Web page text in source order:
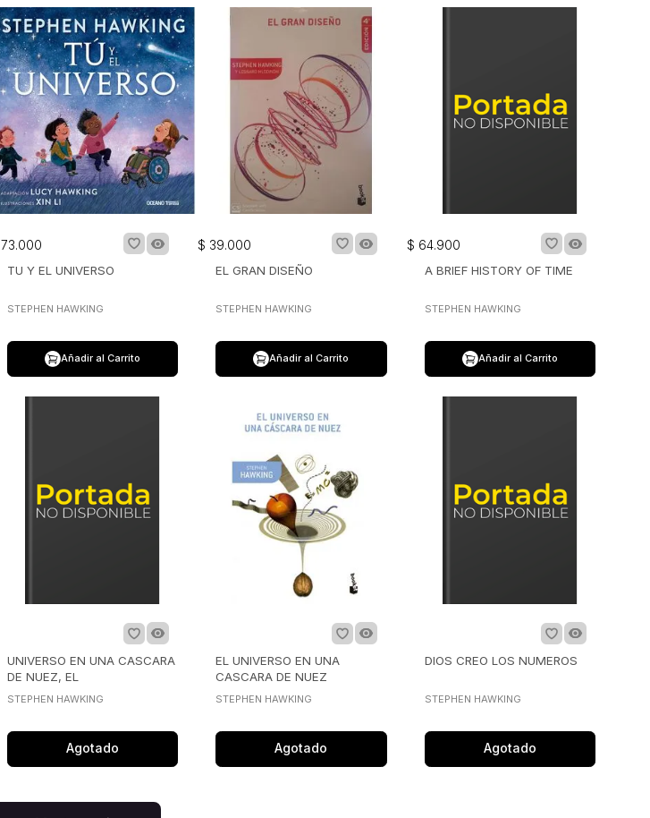
73.000
TU Y EL UNIVERSO
STEPHEN HAWKING
Añadir al Carrito
$ 39.000
EL GRAN DISEÑO
STEPHEN HAWKING
Añadir al Carrito
$ 64.900
A BRIEF HISTORY OF TIME
STEPHEN HAWKING
Añadir al Carrito
UNIVERSO EN UNA CASCARA
DE NUEZ, EL
STEPHEN HAWKING
Agotado
EL UNIVERSO EN UNA
CASCARA DE NUEZ
STEPHEN HAWKING
Agotado
DIOS CREO LOS NUMEROS
STEPHEN HAWKING
Agotado